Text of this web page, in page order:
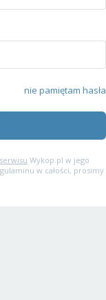
nie pamiętam hasła
Wykop.pl w jego
w całości, prosimy